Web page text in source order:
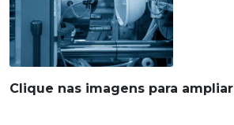
Clique nas imagens para ampliar